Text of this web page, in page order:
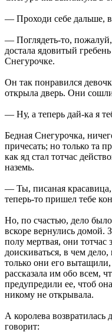
— Проходи себе дальше,
— Поглядеть-то,
достала ядовитый
Снегурочке.
Он так понравился
открыла дверь. Они
— Ну, а теперь дай-ка я
Бедная Снегурочка,
причесать; но только та
как яд стал тотчас
наземь.
— Ты, писаная
теперь-то пришел тебе
Но, по счастью, дело
вскоре вернулись домой.
полу мертвая, они тотчас
доискиваться, в чем
только они его
рассказала им обо всем,
предупредили ее, чтоб
никому не открывала.
А королева возвратилась
говорит: